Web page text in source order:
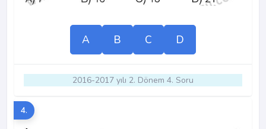
A B C D
2016-2017 yılı 2. Dönem 4. Soru
4.